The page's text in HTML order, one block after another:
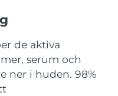
de aktiva
serum och
ner i huden. 98%
Förväntad leverans
leverans8/13/26
leverans